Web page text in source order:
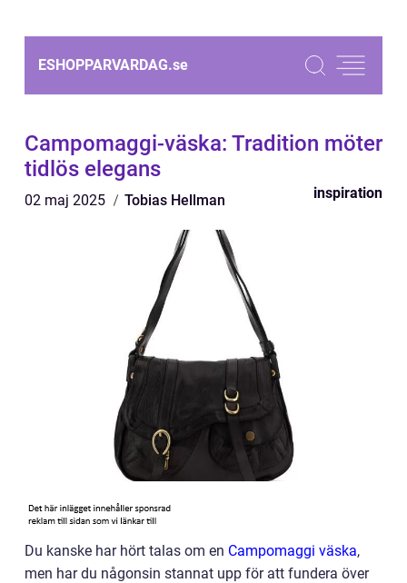
ESHOPPARVARDAG.se
Campomaggi-väska: Tradition möter
tidlös elegans
02 maj 2025 Tobias Hellman inspiration
Du kanske har hört talas om en Campomaggi väska,
men har du någonsin stannat upp för att fundera över